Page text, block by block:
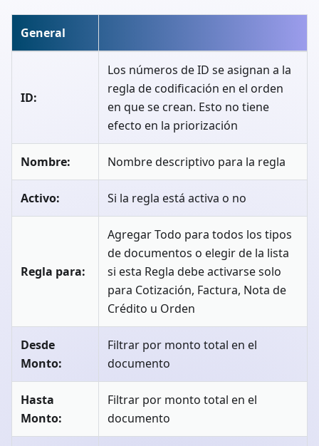
General
ID:
Los números de ID se asignan a la
regla de codificación en el orden
en que se crean. Esto no tiene
efecto en la priorización
Nombre: Nombre descriptivo para la regla
Activo: Si la regla está activa o no
Regla para:
Agregar Todo para todos los tipos
de documentos o elegir de la lista
si esta Regla debe activarse solo
para Cotización, Factura, Nota de
Crédito u Orden
Desde
Monto:
Filtrar por monto total en el
documento
Hasta
Monto:
Filtrar por monto total en el
documento